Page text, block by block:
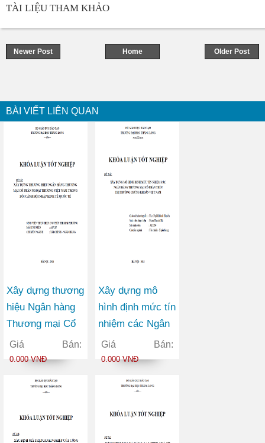
TÀI LIỆU THAM KHẢO
Newer Post Older Post
Home
BÀI VIẾT LIÊN QUAN
Xây dựng thương
hiệu Ngân hàng
Thương mại Cổ
phần Ngoại
thương Việt Nam
hội nhập kinh tế
Giá Bán:
0.000 VNĐ
Xây dựng mô
hình định mức tín
nhiệm các Ngân
hàng Thương mại
Cổ phần trên thị
khoán Việt Nam
Giá Bán:
0.000 VNĐ